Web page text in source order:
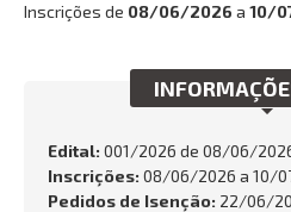
QUEM SOMOS
CONTRATOS E LICITAÇÕES
Busca:
Inscrições de 08/06/2026 a 10/
Edital: 001/2026 de 08/06/
Inscrições: 08/06/2026 a 10/
Pedidos de Isenção: 22/06/